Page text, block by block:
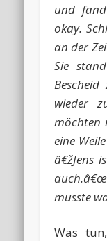
und
okay.
an der
Sie
wieder
möchten
eine
â€žJens
musste
Was